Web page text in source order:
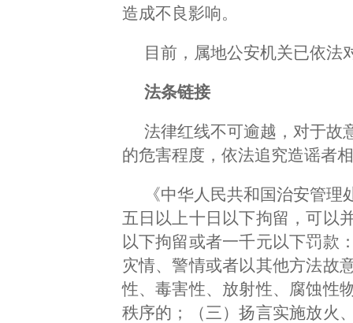
造成不良影响。
目前，属地公安机关已依法
法条链接
法律红线不可逾越，对于故
的危害程度，依法追究造谣者
《中华人民共和国治安管
五日以上十日以下拘留，可以
以下拘留或者一千元以下罚款
灾情、警情或者以其他方法故
性、毒害性、放射性、腐蚀性
秩序的；（三）扬言实施放火